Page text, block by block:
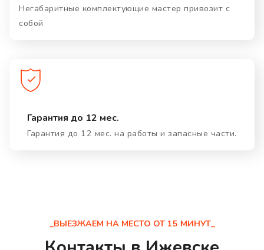
Негабаритные комплектующие мастер привозит с
собой
Гарантия до 12 мес.
Гарантия до 12 мес. на работы и запасные части.
_ВЫЕЗЖАЕМ НА МЕСТО ОТ 15 МИНУТ_